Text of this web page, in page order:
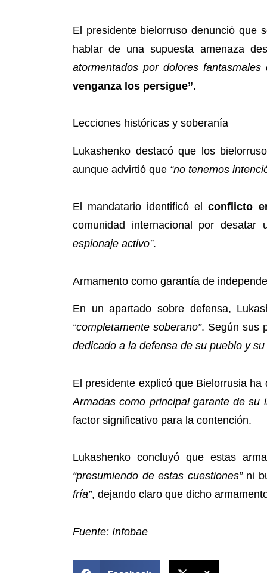
El presidente bielorruso denunció que
hablar de una supuesta amenaza
atormentados por dolores
venganza los persigue”.
Lecciones históricas y soberanía
Lukashenko destacó que los
aunque advirtió que “no tenemos
El mandatario identificó elconflicto
comunidad internacional por desatar
espionaje activo”.
Armamento como garantía de
En un apartado sobre defensa,
“completamente soberano”. Según sus
dedicado a la defensa de su pueblo y
El presidente explicó que Bielorrusia
Armadas como principal garante de su
factor significativo para la contención.
Lukashenko concluyó que estas
“presumiendo de estas cuestiones”ni
fría”, dejando claro que dicho
Fuente: Infobae